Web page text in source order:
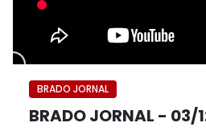
BRADO JORNAL
BRADO JORNAL - 03/